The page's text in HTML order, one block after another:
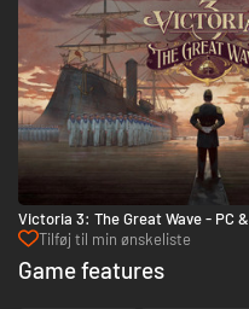
Victoria 3: The Great Wave - PC &
Mac (Steam)
Tilføj til min ønskeliste
Game features